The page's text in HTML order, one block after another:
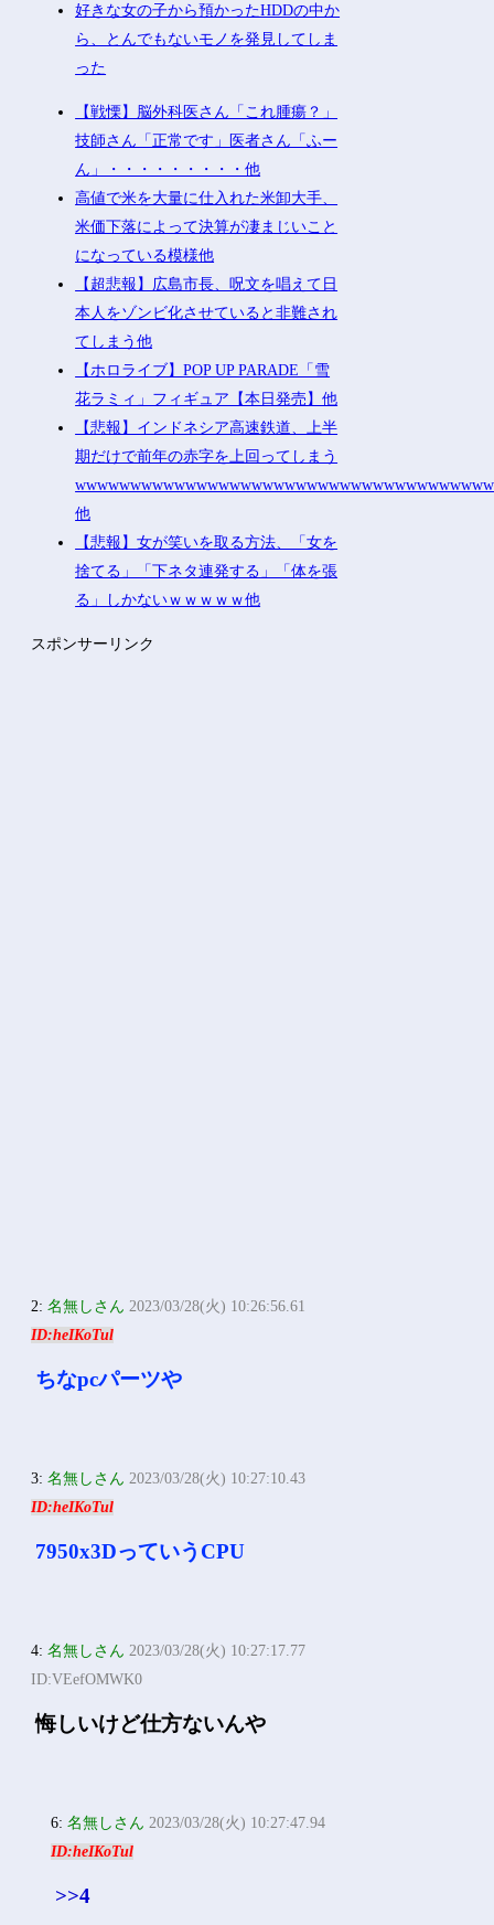
好きな女の子から預かったHDDの中か
ら、とんでもないモノを発見してしま
った
【戦慄】脳外科医さん「これ腫瘍？」
技師さん「正常です」医者さん「ふー
ん」・・・・・・・・・他
高値で米を大量に仕入れた米卸大手、
米価下落によって決算が凄まじいこと
になっている模様他
【超悲報】広島市長、呪文を唱えて日
本人をゾンビ化させていると非難され
てしまう他
【ホロライブ】POP UP PARADE「雪
花ラミィ」フィギュア【本日発売】他
【悲報】インドネシア高速鉄道、上半
期だけで前年の赤字を上回ってしまう
他
【悲報】女が笑いを取る方法、「女を
捨てる」「下ネタ連発する」「体を張
る」しかないｗｗｗｗｗ他
スポンサーリンク
2:名無しさん 2023/03/28(火) 10:26:56.61
ID:heIKoTul
ちなpcパーツや
3:名無しさん 2023/03/28(火) 10:27:10.43
ID:heIKoTul
7950x3DっていうCPU
4:名無しさん 2023/03/28(火) 10:27:17.77
ID:VEefOMWK0
悔しいけど仕方ないんや
6:名無しさん 2023/03/28(火) 10:27:47.94
ID:heIKoTul
>>4